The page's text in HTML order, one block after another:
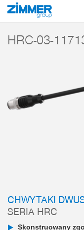
Start Produkty
HRC-03-
CHWYTAKI
SERIA HRC
Skonstruowany